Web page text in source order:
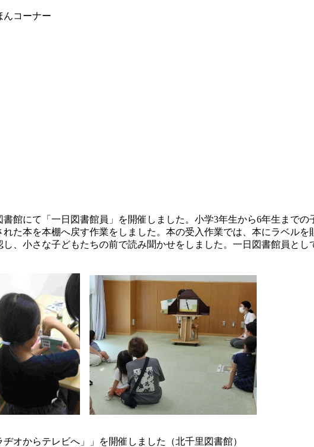
コーナー
館にて「一日図書館員」を開催しました。小学3年生から6年生まで
た本を本棚へ戻す作業をしました。本の受入作業では、本にラベル
、小さな子どもたちの前で読み聞かせをしました。一日図書館員と
オからテレビへ」」を開催しました（北千里図書館）